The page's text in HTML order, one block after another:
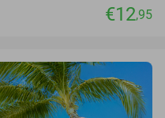
€12,95